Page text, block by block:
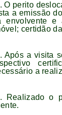
O perito
a emissão
envolvente e
certidão
Após a visita
a
Realizado o